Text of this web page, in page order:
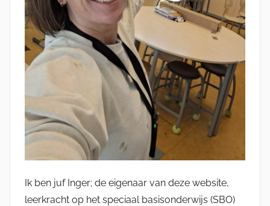
Ik ben juf Inger; de eigenaar van deze website,
leerkracht op het speciaal basisonderwijs (SBO)